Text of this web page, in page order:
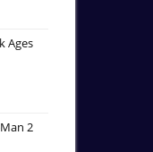
Ages
2